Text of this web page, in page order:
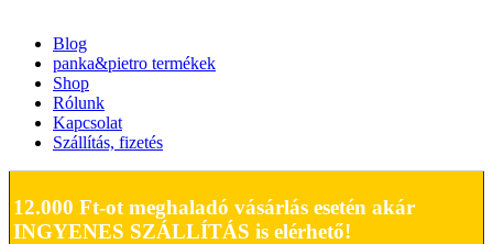
Főmenü
Blog
panka&pietro termékek
Shop
Rólunk
Kapcsolat
Szállítás, fizetés
12.000 Ft-ot meghaladó vásárlás esetén akár
INGYENES SZÁLLÍTÁS is elérhető!